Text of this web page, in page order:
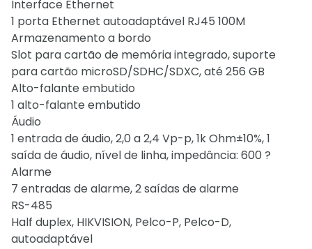
Interface Ethernet
1 porta Ethernet autoadaptável RJ45 100M
Armazenamento a bordo
Slot para cartão de memória integrado, suporte
para cartão microSD/SDHC/SDXC, até 256 GB
Alto-falante embutido
1 alto-falante embutido
Áudio
1 entrada de áudio, 2,0 a 2,4 Vp-p, 1k Ohm±10%, 1
saída de áudio, nível de linha, impedância: 600 ?
Alarme
7 entradas de alarme, 2 saídas de alarme
RS-485
Half duplex, HIKVISION, Pelco-P, Pelco-D,
autoadaptável